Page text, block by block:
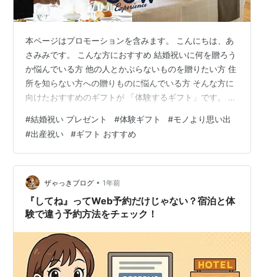
本ページはプロモーションを含みます。 こんにちは、あ
さみみです。 こんな方におすすめ 結婚祝いに何を贈ろう
か悩んでいる方 他の人とかぶらないものを贈りたい方 住
所を知らない方への贈りものに悩んでいる方 そんな方に
向けたおすすめのギフトが 「体験するギフト」です。 結
称ゆるミニマリストなので モノだと同じものを既に持っ
ているかもしれないし、 いらないものを渡して処分に困
らせるようなことはしたくない… かと言ってカタログギ
フトだと他の人と被るしつまらない… そんな私も結婚を
し結婚祝いをいただく側になったのですが この「モノで
なく体験のきっかけ」を…
#結婚祝い プレゼント #体験ギフト #モノより思い出
#出産祝い #ギフト おすすめ
ザゃっきブログ • 1年前
『してね』ってWeb予約だけじゃない？宿泊と体
験で違う予約方法をチェック！